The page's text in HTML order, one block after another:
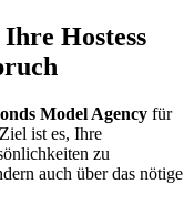
Hostess
Model Agency für
ist es, Ihre
zu
auch über das nötige